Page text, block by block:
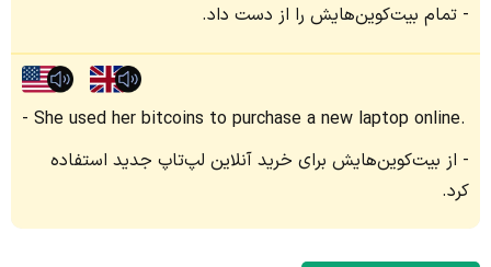
تمام بیت‌کوین‌هایش را از دست داد.
She used her bitcoins to purchase a new laptop online.
از بیت‌کوین‌هایش برای خرید آنلاین لپ‌تاپ جدید استفاده
کرد.